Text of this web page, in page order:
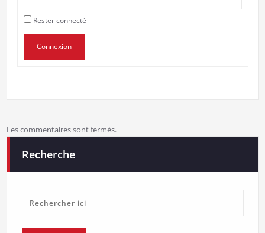
Rester connecté
Connexion
Les commentaires sont fermés.
Recherche